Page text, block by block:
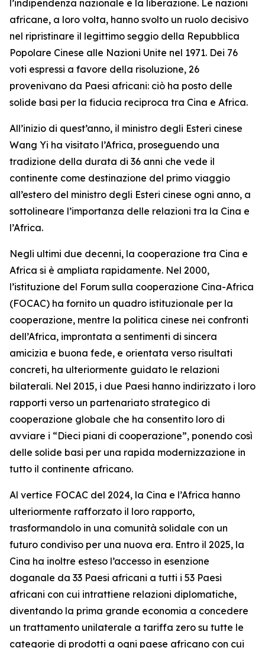
l’indipendenza nazionale e la liberazione. Le nazioni
africane, a loro volta, hanno svolto un ruolo decisivo
nel ripristinare il legittimo seggio della Repubblica
Popolare Cinese alle Nazioni Unite nel 1971. Dei 76
voti espressi a favore della risoluzione, 26
provenivano da Paesi africani: ciò ha posto delle
solide basi per la fiducia reciproca tra Cina e Africa.
All’inizio di quest’anno, il ministro degli Esteri cinese
Wang Yi ha visitato l’Africa, proseguendo una
tradizione della durata di 36 anni che vede il
continente come destinazione del primo viaggio
all’estero del ministro degli Esteri cinese ogni anno, a
sottolineare l’importanza delle relazioni tra la Cina e
l’Africa.
Negli ultimi due decenni, la cooperazione tra Cina e
Africa si è ampliata rapidamente. Nel 2000,
l’istituzione del Forum sulla cooperazione Cina-Africa
(FOCAC) ha fornito un quadro istituzionale per la
cooperazione, mentre la politica cinese nei confronti
dell’Africa, improntata a sentimenti di sincera
amicizia e buona fede, e orientata verso risultati
concreti, ha ulteriormente guidato le relazioni
bilaterali. Nel 2015, i due Paesi hanno indirizzato i loro
rapporti verso un partenariato strategico di
cooperazione globale che ha consentito loro di
avviare i “Dieci piani di cooperazione”, ponendo così
delle solide basi per una rapida modernizzazione in
tutto il continente africano.
Al vertice FOCAC del 2024, la Cina e l’Africa hanno
ulteriormente rafforzato il loro rapporto,
trasformandolo in una comunità solidale con un
futuro condiviso per una nuova era. Entro il 2025, la
Cina ha inoltre esteso l’accesso in esenzione
doganale da 33 Paesi africani a tutti i 53 Paesi
africani con cui intrattiene relazioni diplomatiche,
diventando la prima grande economia a concedere
un trattamento unilaterale a tariffa zero su tutte le
categorie di prodotti a ogni paese africano con cui